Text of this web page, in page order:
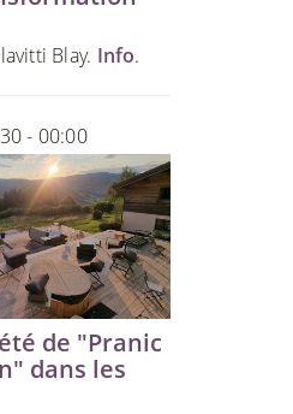
Blay. Info.
- 00:00
de "Pranic
dans les